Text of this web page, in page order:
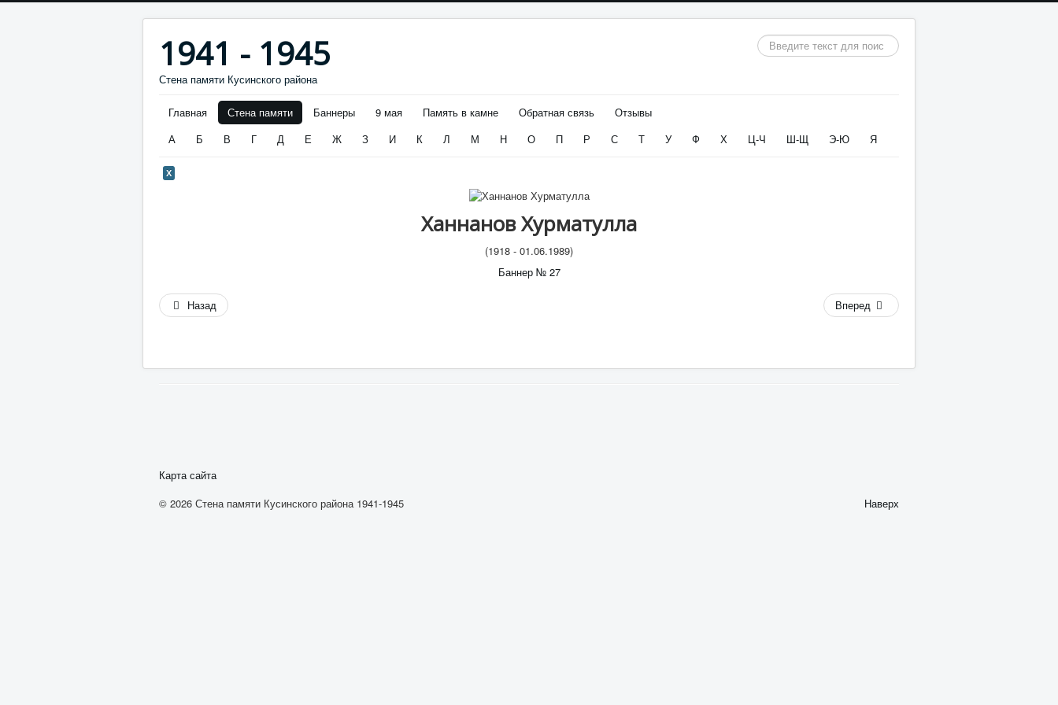
1941 - 1945
Стена памяти Кусинского района
Искать...
Главная Стена памяти Баннеры 9 мая Память в камне Обратная связь
Отзывы
А
Б В Г Д Е Ж З И К Л М Н О П Р С Т У Ф Х Ц-Ч Ш-Щ Э-Ю Я
Х
Ханнанов Хурматулла
(1918 - 01.06.1989)
Баннер № 27
Назад Вперед
Карта сайта
Наверх
© 2026 Стена памяти Кусинского района 1941-1945